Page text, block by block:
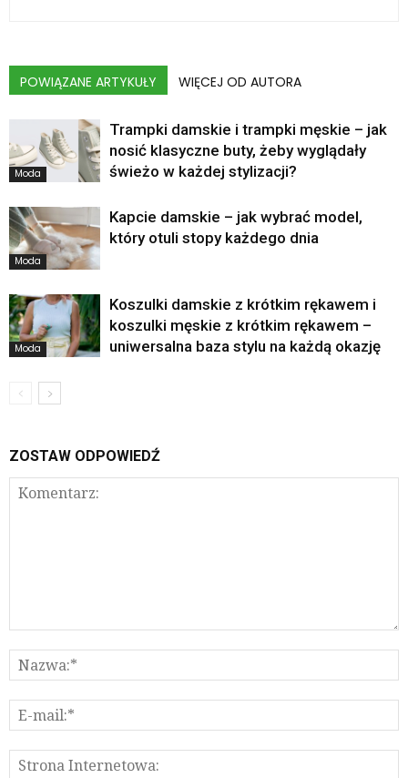
POWIĄZANE ARTYKUŁY WIĘCEJ OD AUTORA
Moda
Trampki damskie i trampki męskie – jak
nosić klasyczne buty, żeby wyglądały
świeżo w każdej stylizacji?
Moda
Kapcie damskie – jak wybrać model,
który otuli stopy każdego dnia
Moda
Koszulki damskie z krótkim rękawem i
koszulki męskie z krótkim rękawem –
uniwersalna baza stylu na każdą okazję
ZOSTAW ODPOWIEDŹ